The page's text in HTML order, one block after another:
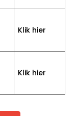
Klik hier
Klik hier